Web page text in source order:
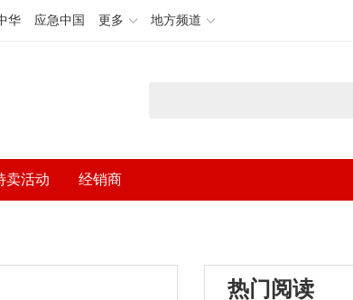
华 应急中国 更多 地方频道
卖活动 经销商
热门阅读